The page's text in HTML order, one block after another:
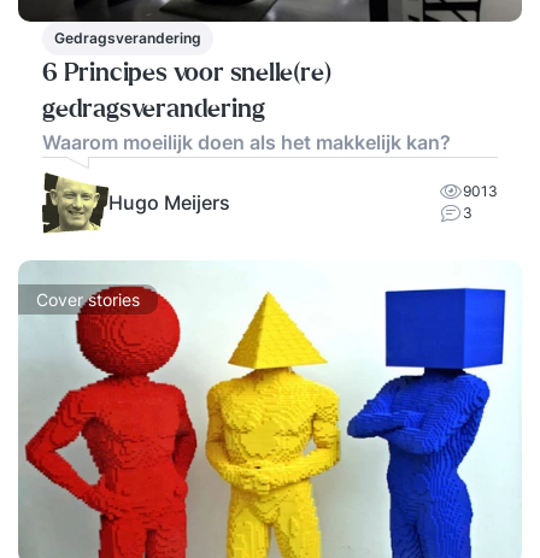
Gedragsverandering
6 Principes voor snelle(re)
gedragsverandering
Waarom moeilijk doen als het makkelijk kan?
Hugo Meijers
9013
3
Cover stories